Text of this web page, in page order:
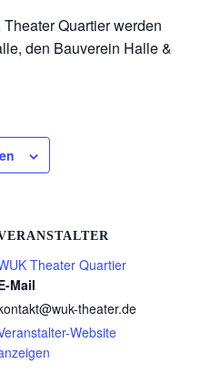
Quartier werden
den Bauverein Halle &
Theater Quartier
Mail
theater.de
Website